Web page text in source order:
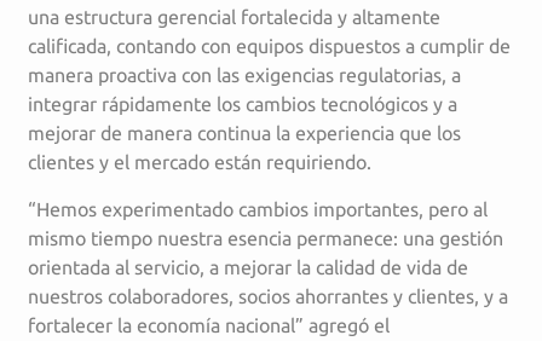
una estructura gerencial fortalecida y altamente
calificada, contando con equipos dispuestos a cumplir de
manera proactiva con las exigencias regulatorias, a
integrar rápidamente los cambios tecnológicos y a
mejorar de manera continua la experiencia que los
clientes y el mercado están requiriendo.
“Hemos experimentado cambios importantes, pero al
mismo tiempo nuestra esencia permanece: una gestión
orientada al servicio, a mejorar la calidad de vida de
nuestros colaboradores, socios ahorrantes y clientes, y a
fortalecer la economía nacional” agregó el